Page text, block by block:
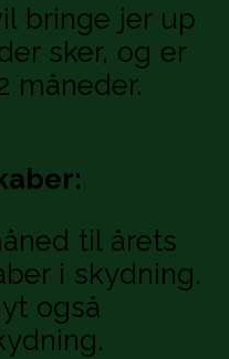
bringe jer up
sker, og er
måneder.
til årets
i skydning.
også